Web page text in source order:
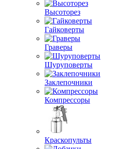
Высоторез
Гайковерты
Граверы
Шуруповерты
Заклепочники
Компрессоры
Краскопульты